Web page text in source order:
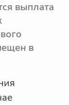
выплата
в